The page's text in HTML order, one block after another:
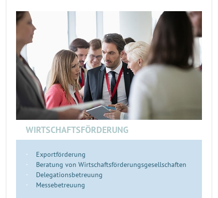
WIRTSCHAFTSFÖRDERUNG
Exportförderung
Beratung von Wirtschaftsförderungsgesellschaften
Delegationsbetreuung
Messebetreuung